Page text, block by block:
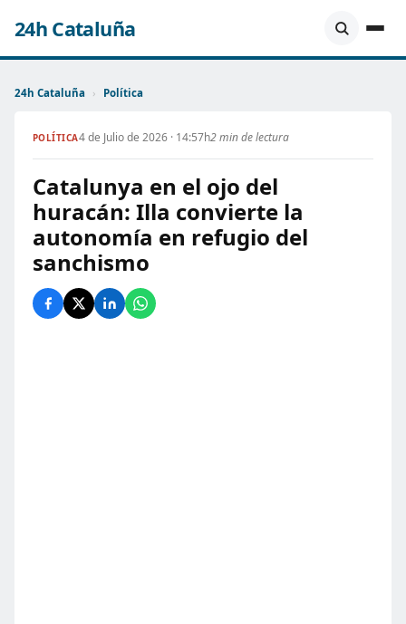
24h Cataluña
24h Cataluña › Política
POLÍTICA4 de Julio de 2026 · 14:57h2 min de lectura
Catalunya en el ojo del
huracán: Illa convierte la
autonomía en refugio del
sanchismo